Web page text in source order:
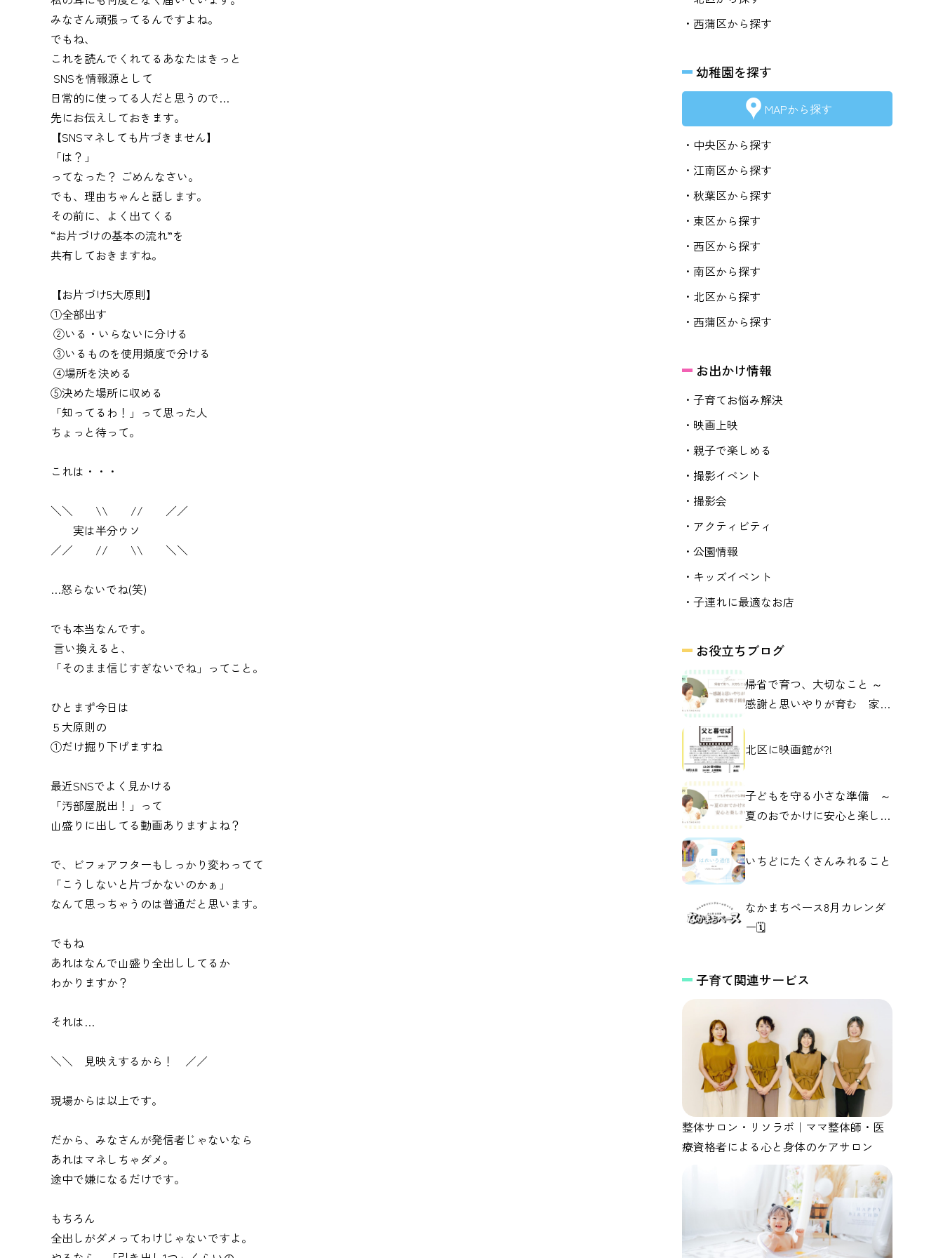
みなさん頑張ってるんですよね。
でもね、
これを読んでくれてるあなたはきっと
SNSを情報源として
日常的に使ってる人だと思うので…
先にお伝えしておきます。
【SNSマネしても片づきません】
「は？」
ってなった？ ごめんなさい。
でも、理由ちゃんと話します。
その前に、よく出てくる
“お片づけの基本の流れ”を
共有しておきますね。
【お片づけ5大原則】
①全部出す
②いる・いらないに分ける
③いるものを使用頻度で分ける
④場所を決める
⑤決めた場所に収める
「知ってるわ！」って思った人
ちょっと待って。
これは・・・
＼＼ \\ // ／／
実は半分ウソ
／／ // \\ ＼＼
…怒らないでね(笑)
でも本当なんです。
言い換えると、
「そのまま信じすぎないでね」ってこと。
ひとまず今日は
５大原則の
①だけ掘り下げますね
最近SNSでよく見かける
「汚部屋脱出！」って
山盛りに出してる動画ありますよね？
で、ビフォアフターもしっかり変わってて
「こうしないと片づかないのかぁ」
なんて思っちゃうのは普通だと思います。
でもね
あれはなんで山盛り全出ししてるか
わかりますか？
それは…
＼＼ 見映えするから！ ／／
現場からは以上です。
だから、みなさんが発信者じゃないなら
あれはマネしちゃダメ。
途中で嫌になるだけです。
もちろん
全出しがダメってわけじゃないですよ。
・西蒲区から探す
幼稚園を探す
MAPから探す
・中央区から探す
・江南区から探す
・秋葉区から探す
・東区から探す
・西区から探す
・南区から探す
・北区から探す
・西蒲区から探す
お出かけ情報
・子育てお悩み解決
・映画上映
・親子で楽しめる
・撮影イベント
・撮影会
・アクティビティ
・公園情報
・キッズイベント
・子連れに最適なお店
お役立ちブログ
帰省で育つ、大切なこと ～
感謝と思いやりが育む 家族
北区に映画館が?!
子どもを守る小さな準備 ～
夏のおでかけに安心と楽しさ
いちどにたくさんみれること
なかまちベース8月カレンダ
ー🗓️
子育て関連サービス
整体サロン・リソラボ｜ママ整体師・医
療資格者による心と身体のケアサロン